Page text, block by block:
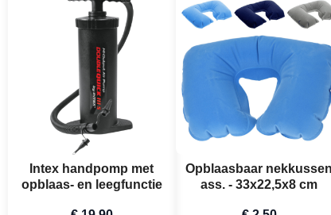
Intex handpomp met
opblaas- en leegfunctie
Opblaasbaar nekkussen
ass. - 33x22,5x8 cm